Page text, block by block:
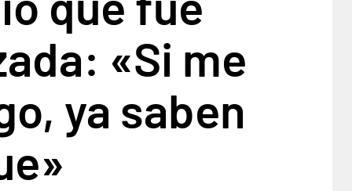
«Si me
ya saben